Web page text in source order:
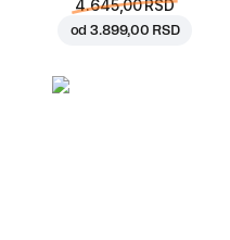
4.645,00 RSD
od3.899,00 RSD